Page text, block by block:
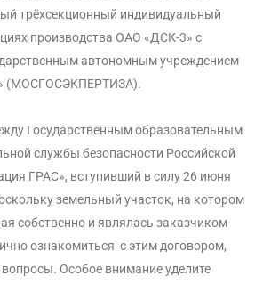
трёхсекционный индивидуальный
производства ОАО «ДСК-3» с
автономным учреждением
(МОСГОСЭКПЕРТИЗА).
Государственным образовательным
службы безопасности Российской
ГРАС», вступивший в силу 26 июня
земельный участок, на котором
собственно и являлась заказчиком
ознакомиться с этим договором,
Особое внимание уделите